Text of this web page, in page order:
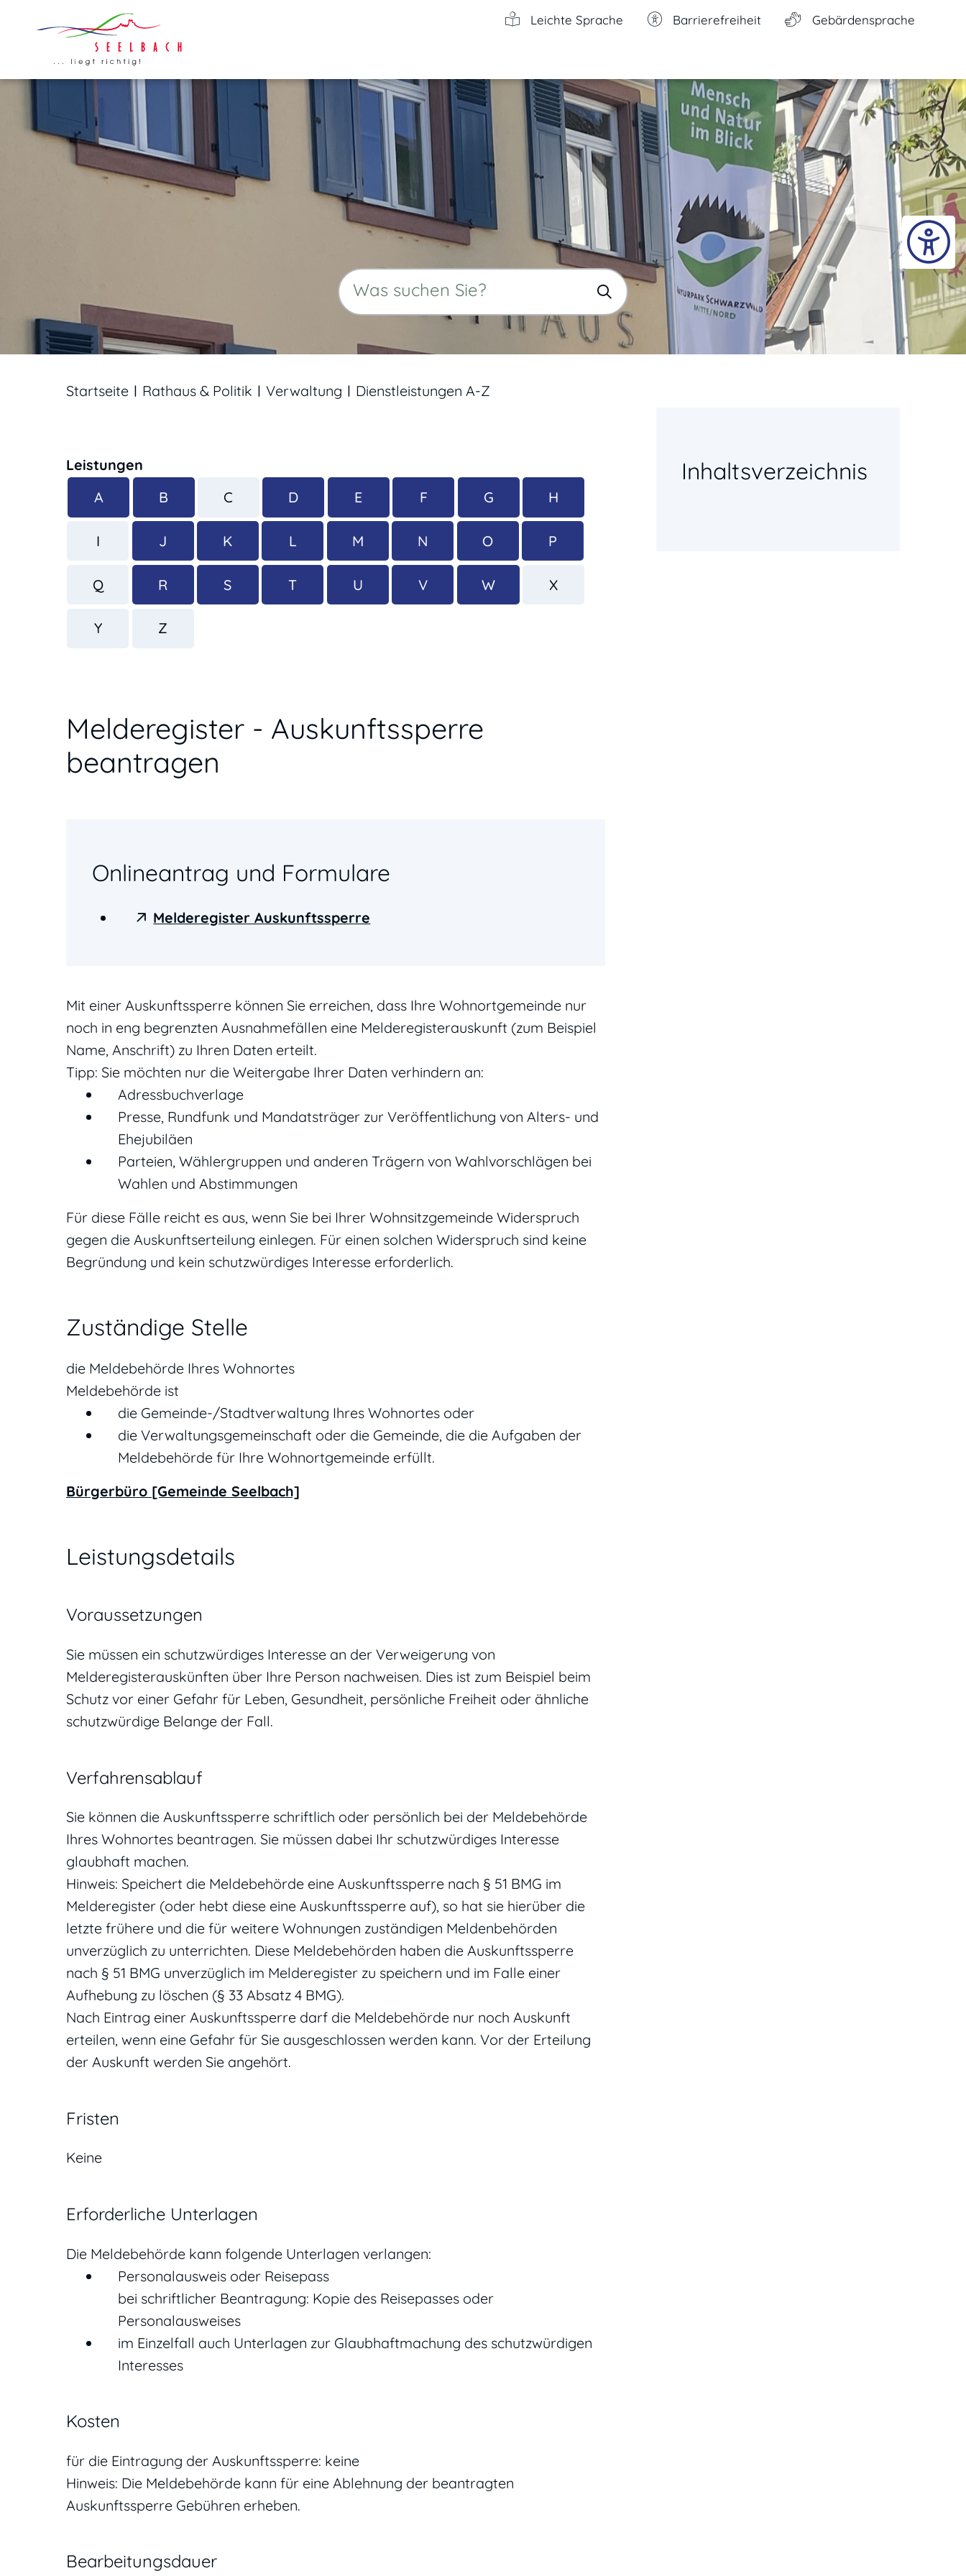
Leichte Sprache Barrierefreiheit Gebärdensprache
Startseite Rathaus & Politik Verwaltung Dienstleistungen A-Z
Inhaltsverzeichnis
Leistungen
A
B C D E F G H
I J K L M N O P
Q R S T U V W X
Y Z
Melderegister - Auskunftssperre
beantragen
Mit einer Auskunftssperre können Sie erreichen, dass Ihre Wohnortgemeinde nur
noch in eng begrenzten Ausnahmefällen eine Melderegisterauskunft (zum Beispiel
Name, Anschrift) zu Ihren Daten erteilt.
Tipp: Sie möchten nur die Weitergabe Ihrer Daten verhindern an:
Adressbuchverlage
Presse, Rundfunk und Mandatsträger zur Veröffentlichung von Alters- und
Ehejubiläen
Parteien, Wählergruppen und anderen Trägern von Wahlvorschlägen bei
Wahlen und Abstimmungen
Für diese Fälle reicht es aus, wenn Sie bei Ihrer Wohnsitzgemeinde Widerspruch
gegen die Auskunftserteilung einlegen. Für einen solchen Widerspruch sind keine
Begründung und kein schutzwürdiges Interesse erforderlich.
Onlineantrag und Formulare
Melderegister Auskunftssperre
Zuständige Stelle
die Meldebehörde Ihres Wohnortes
Meldebehörde ist
die Gemeinde-/Stadtverwaltung Ihres Wohnortes oder
die Verwaltungsgemeinschaft oder die Gemeinde, die die Aufgaben der
Meldebehörde für Ihre Wohnortgemeinde erfüllt.
Bürgerbüro [Gemeinde Seelbach]
Leistungsdetails
Voraussetzungen
Sie müssen ein schutzwürdiges Interesse an der Verweigerung von
Melderegisterauskünften über Ihre Person nachweisen. Dies ist zum Beispiel beim
Schutz vor einer Gefahr für Leben, Gesundheit, persönliche Freiheit oder ähnliche
schutzwürdige Belange der Fall.
Verfahrensablauf
Sie können die Auskunftssperre schriftlich oder persönlich bei der Meldebehörde
Ihres Wohnortes beantragen. Sie müssen dabei Ihr schutzwürdiges Interesse
glaubhaft machen.
Hinweis: Speichert die Meldebehörde eine Auskunftssperre nach § 51 BMG im
Melderegister (oder hebt diese eine Auskunftssperre auf), so hat sie hierüber die
letzte frühere und die für weitere Wohnungen zuständigen Meldenbehörden
unverzüglich zu unterrichten. Diese Meldebehörden haben die Auskunftssperre
nach § 51 BMG unverzüglich im Melderegister zu speichern und im Falle einer
Aufhebung zu löschen (§ 33 Absatz 4 BMG).
Nach Eintrag einer Auskunftssperre darf die Meldebehörde nur noch Auskunft
erteilen, wenn eine Gefahr für Sie ausgeschlossen werden kann. Vor der Erteilung
der Auskunft werden Sie angehört.
Fristen
Keine
Erforderliche Unterlagen
Die Meldebehörde kann folgende Unterlagen verlangen:
Personalausweis oder Reisepass
bei schriftlicher Beantragung: Kopie des Reisepasses oder
Personalausweises
im Einzelfall auch Unterlagen zur Glaubhaftmachung des schutzwürdigen
Interesses
Kosten
für die Eintragung der Auskunftssperre: keine
Hinweis: Die Meldebehörde kann für eine Ablehnung der beantragten
Auskunftssperre Gebühren erheben.
Bearbeitungsdauer